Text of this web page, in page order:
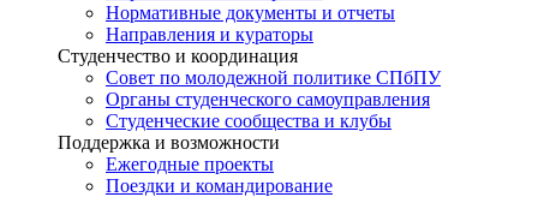
Нормативные документы и отчеты
Направления и кураторы
Студенчество и координация
Совет по молодежной политике СПбПУ
Органы студенческого самоуправления
Студенческие сообщества и клубы
Поддержка и возможности
Ежегодные проекты
Поездки и командирование